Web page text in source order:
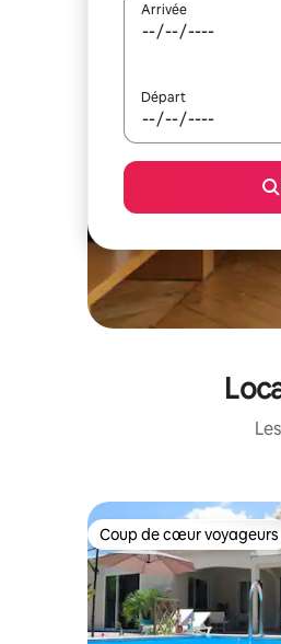
Arrivée
Départ
Coup de cœur voyageurs
Coup de cœur voyageurs